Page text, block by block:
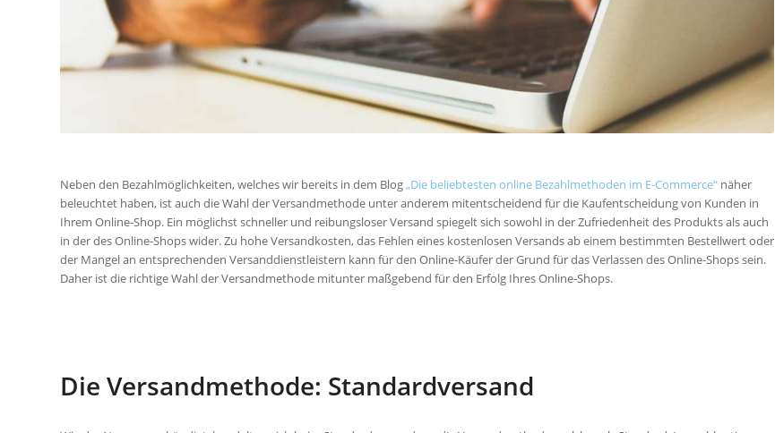
Neben den Bezahlmöglichkeiten, welches wir bereits in dem Blog„Die beliebtesten online Bezahlmethoden im E-Commerce“ näher
beleuchtet haben, ist auch die Wahl der Versandmethode unter anderem mitentscheidend für die Kaufentscheidung von Kunden in
Ihrem Online-Shop. Ein möglichst schneller und reibungsloser Versand spiegelt sich sowohl in der Zufriedenheit des Produkts als auch
in der des Online-Shops wider. Zu hohe Versandkosten, das Fehlen eines kostenlosen Versands ab einem bestimmten Bestellwert oder
der Mangel an entsprechenden Versanddienstleistern kann für den Online-Käufer der Grund für das Verlassen des Online-Shops sein.
Daher ist die richtige Wahl der Versandmethode mitunter maßgebend für den Erfolg Ihres Online-Shops.
Die Versandmethode: Standardversand